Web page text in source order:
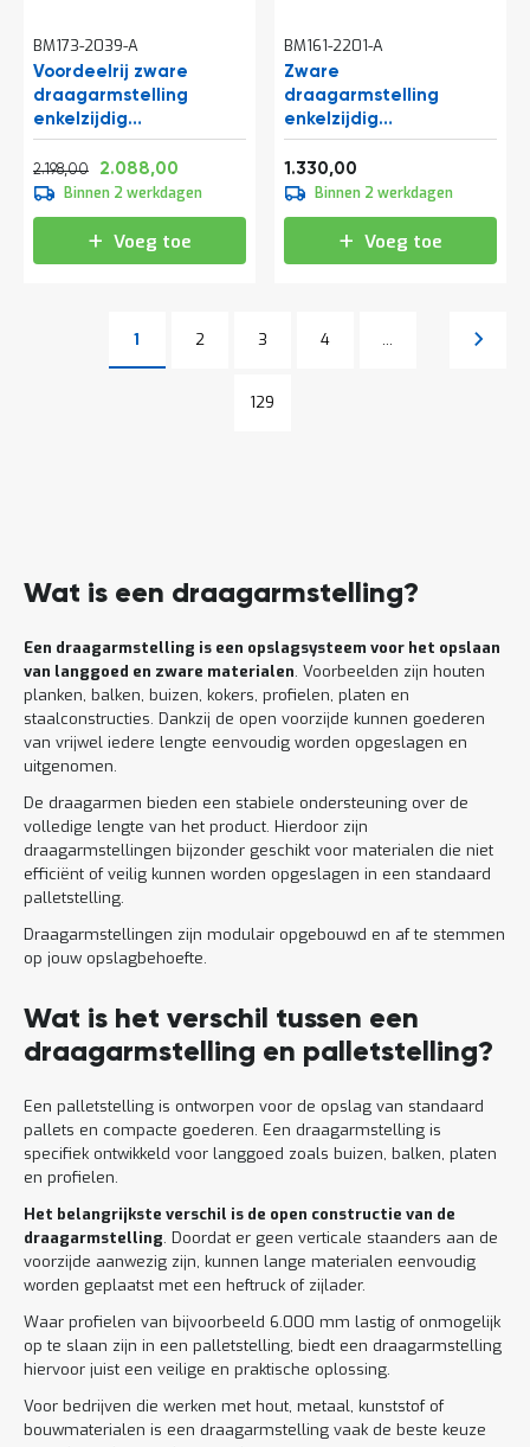
BM173-2039-A
Voordeelrij zware
draagarmstelling
enkelzijdig
3000x4082x1000mm
(hxbxd) 2 niveaus
Normale prijs
2.198,00 2.659,58
Vanaf
2.088,00
Binnen 2 werkdagen
Voeg toe
BM161-2201-A
Zware
draagarmstelling
enkelzijdig
4000x1200x1200mm
(hxbxd) 4 niveaus
beginsectie
Vanaf
1.330,00
Binnen 2 werkdagen
Voeg toe
U lees momenteel pagina
1 Pagina
2 Pagina
3 Pagina
4 ...
Pagina
129
Pagina
Wat is een draagarmstelling?
Een draagarmstelling is een opslagsysteem voor het opslaan
van langgoed en zware materialen. Voorbeelden zijn houten
planken, balken, buizen, kokers, profielen, platen en
staalconstructies. Dankzij de open voorzijde kunnen goederen
van vrijwel iedere lengte eenvoudig worden opgeslagen en
uitgenomen.
De draagarmen bieden een stabiele ondersteuning over de
volledige lengte van het product. Hierdoor zijn
draagarmstellingen bijzonder geschikt voor materialen die niet
efficiënt of veilig kunnen worden opgeslagen in een standaard
palletstelling.
Draagarmstellingen zijn modulair opgebouwd en af te stemmen
op jouw opslagbehoefte.
Wat is het verschil tussen een
draagarmstelling en palletstelling?
Een palletstelling is ontworpen voor de opslag van standaard
pallets en compacte goederen. Een draagarmstelling is
specifiek ontwikkeld voor langgoed zoals buizen, balken, platen
en profielen.
Het belangrijkste verschil is de open constructie van de
draagarmstelling. Doordat er geen verticale staanders aan de
voorzijde aanwezig zijn, kunnen lange materialen eenvoudig
worden geplaatst met een heftruck of zijlader.
Waar profielen van bijvoorbeeld 6.000 mm lastig of onmogelijk
op te slaan zijn in een palletstelling, biedt een draagarmstelling
hiervoor juist een veilige en praktische oplossing.
Voor bedrijven die werken met hout, metaal, kunststof of
bouwmaterialen is een draagarmstelling vaak de beste keuze